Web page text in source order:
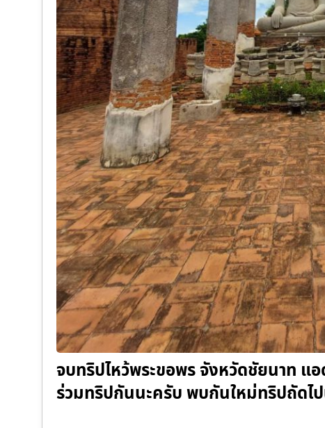
จบทริปไหว้พระขอพร จังหวัดชัยนาท
ร่วมทริปกันนะครับ พบกันใหม่ทริปถัดไ